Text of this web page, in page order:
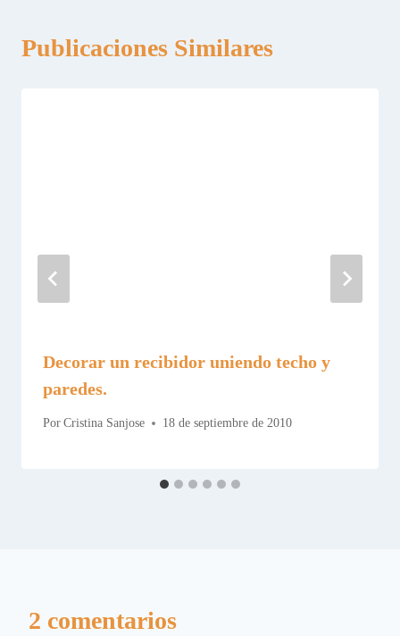
Publicaciones Similares
Decorar un recibidor uniendo techo y
paredes.
Por Cristina Sanjose 18 de septiembre de 2010
2 comentarios